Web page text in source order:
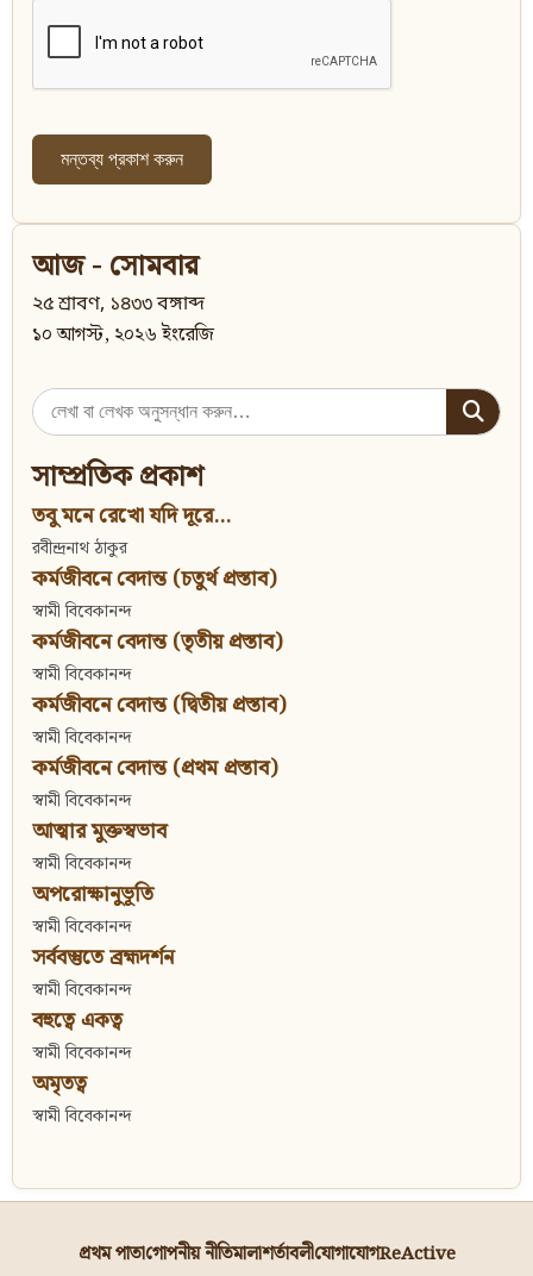
আজ - সোমবার
২৫ শ্রাবণ, ১৪৩৩ বঙ্গাব্দ
১০ আগস্ট, ২০২৬ ইংরেজি
Search
for:
সাম্প্রতিক প্রকাশ
তবু মনে রেখো যদি দূরে...
রবীন্দ্রনাথ ঠাকুর
কর্মজীবনে বেদান্ত (চতুর্থ প্রস্তাব)
স্বামী বিবেকানন্দ
কর্মজীবনে বেদান্ত (তৃতীয় প্রস্তাব)
স্বামী বিবেকানন্দ
কর্মজীবনে বেদান্ত (দ্বিতীয় প্রস্তাব)
স্বামী বিবেকানন্দ
কর্মজীবনে বেদান্ত (প্রথম প্রস্তাব)
স্বামী বিবেকানন্দ
আত্মার মুক্তস্বভাব
স্বামী বিবেকানন্দ
অপরোক্ষানুভূতি
স্বামী বিবেকানন্দ
সর্ববস্তুতে ব্রহ্মদর্শন
স্বামী বিবেকানন্দ
বহুত্বে একত্ব
স্বামী বিবেকানন্দ
অমৃতত্ব
স্বামী বিবেকানন্দ
প্রথম পাতাগোপনীয় নীতিমালাশর্তাবলীযোগাযোগReActive